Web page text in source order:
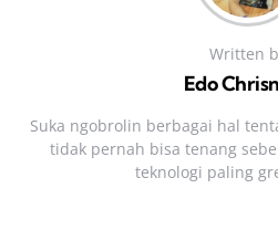
Written
Edo
Suka ngobrolin berbagai hal
tidak pernah bisa tenang
teknologi paling